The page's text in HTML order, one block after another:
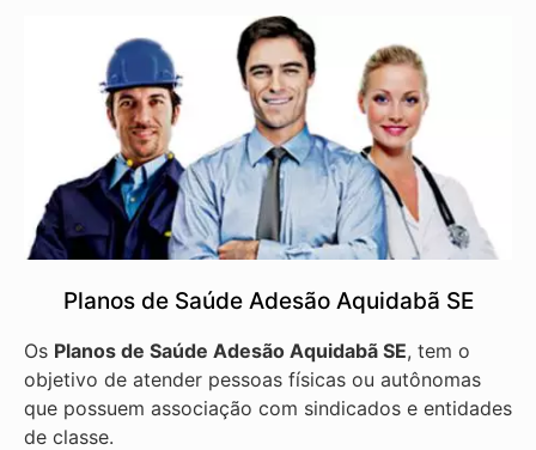
Planos de Saúde Adesão Aquidabã SE
Os Planos de Saúde Adesão Aquidabã SE, tem o
objetivo de atender pessoas físicas ou autônomas
que possuem associação com sindicados e entidades
de classe.